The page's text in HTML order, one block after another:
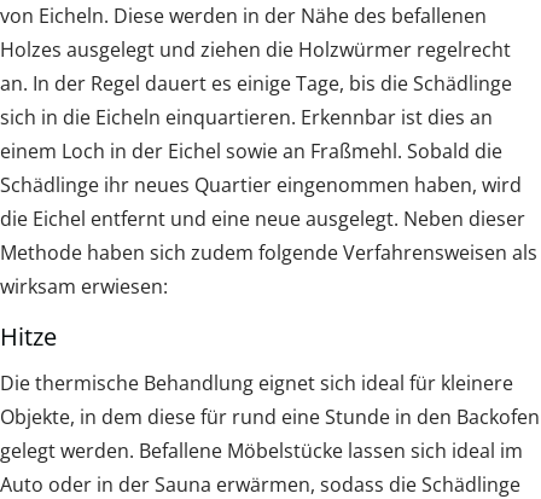
von Eicheln. Diese werden in der Nähe des befallenen
Holzes ausgelegt und ziehen die Holzwürmer regelrecht
an. In der Regel dauert es einige Tage, bis die Schädlinge
sich in die Eicheln einquartieren. Erkennbar ist dies an
einem Loch in der Eichel sowie an Fraßmehl. Sobald die
Schädlinge ihr neues Quartier eingenommen haben, wird
die Eichel entfernt und eine neue ausgelegt. Neben dieser
Methode haben sich zudem folgende Verfahrensweisen als
wirksam erwiesen:
Hitze
Die thermische Behandlung eignet sich ideal für kleinere
Objekte, in dem diese für rund eine Stunde in den Backofen
gelegt werden. Befallene Möbelstücke lassen sich ideal im
Auto oder in der Sauna erwärmen, sodass die Schädlinge